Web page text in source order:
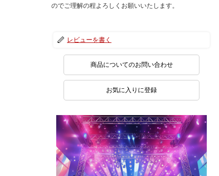
のでご理解の程よろしくお願いいたします。
レビューを書く
商品についてのお問い合わせ
お気に入りに登録